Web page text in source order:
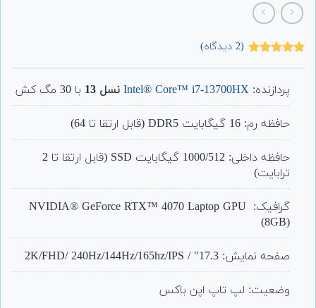
مشتری
(
2دیدگاه)
پردازنده: Intel® Core™ i7-13700HX نسل 13 با 30 مگ کش
حافظه رم: 16 گیگابایت DDR5 (قابل ارتقا تا 64)
حافظه داخلی: 1000/512 گیگابایت SSD (قابل ارتقا تا 2
ترابایت)
گرافیک: NVIDIA® GeForce RTX™ 4070 Laptop GPU
(8GB)
صفحه نمایش: 17.3″ / 2K/FHD/ 240Hz/144Hz/165hz/IPS
وضعیت: لپ تاپ اپن باکس